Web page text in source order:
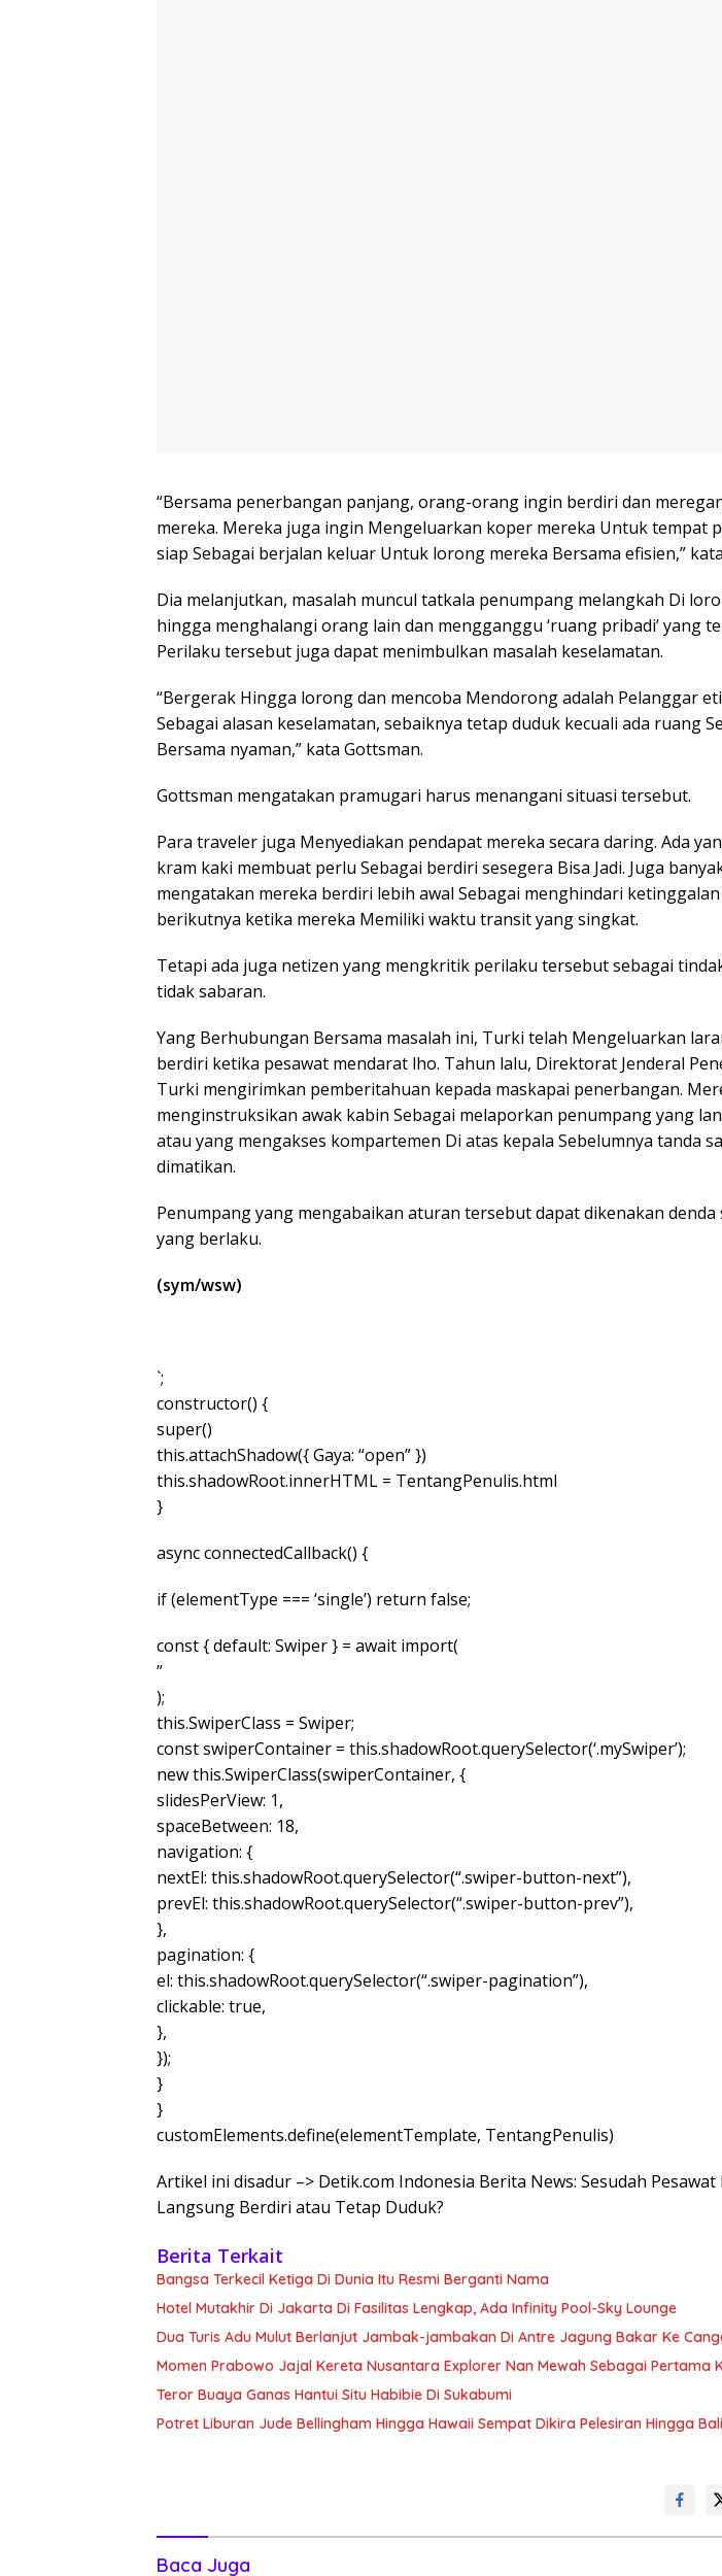
“Bersama penerbangan panjang, orang-orang ingin berdiri dan
mereka. Mereka juga ingin Mengeluarkan koper mereka Untuk tempat
siap Sebagai berjalan keluar Untuk lorong mereka Bersama efisien,”
Dia melanjutkan, masalah muncul tatkala penumpang melangkah Di
hingga menghalangi orang lain dan mengganggu ‘ruang pribadi’ yang
Perilaku tersebut juga dapat menimbulkan masalah keselamatan.
“Bergerak Hingga lorong dan mencoba Mendorong adalah Pelanggar
Sebagai alasan keselamatan, sebaiknya tetap duduk kecuali ada ruang
Bersama nyaman,” kata Gottsman.
Gottsman mengatakan pramugari harus menangani situasi tersebut.
Para traveler juga Menyediakan pendapat mereka secara daring. Ada
kram kaki membuat perlu Sebagai berdiri sesegera Bisa Jadi. Juga
mengatakan mereka berdiri lebih awal Sebagai menghindari
berikutnya ketika mereka Memiliki waktu transit yang singkat.
Tetapi ada juga netizen yang mengkritik perilaku tersebut sebagai
tidak sabaran.
Yang Berhubungan Bersama masalah ini, Turki telah Mengeluarkan
berdiri ketika pesawat mendarat lho. Tahun lalu, Direktorat Jenderal
Turki mengirimkan pemberitahuan kepada maskapai penerbangan.
menginstruksikan awak kabin Sebagai melaporkan penumpang yang
atau yang mengakses kompartemen Di atas kepala Sebelumnya tanda
dimatikan.
Penumpang yang mengabaikan aturan tersebut dapat dikenakan denda
yang berlaku.
(sym/wsw)
`;
constructor() {
super()
this.attachShadow({ Gaya: “open” })
this.shadowRoot.innerHTML = TentangPenulis.html
}
async connectedCallback() {
if (elementType === ‘single’) return false;
const { default: Swiper } = await import(
”
);
this.SwiperClass = Swiper;
const swiperContainer = this.shadowRoot.querySelector(‘.mySwiper’);
new this.SwiperClass(swiperContainer, {
slidesPerView: 1,
spaceBetween: 18,
navigation: {
nextEl: this.shadowRoot.querySelector(“.swiper-button-next”),
prevEl: this.shadowRoot.querySelector(“.swiper-button-prev”),
},
pagination: {
el: this.shadowRoot.querySelector(“.swiper-pagination”),
clickable: true,
},
});
}
}
customElements.define(elementTemplate, TentangPenulis)
Artikel ini disadur –> Detik.com Indonesia Berita News: Sesudah
Langsung Berdiri atau Tetap Duduk?
Berita Terkait
Bangsa Terkecil Ketiga Di Dunia Itu Resmi Berganti Nama
Hotel Mutakhir Di Jakarta Di Fasilitas Lengkap, Ada Infinity Pool-Sky Lounge
Dua Turis Adu Mulut Berlanjut Jambak-jambakan Di Antre Jagung Bakar Ke
Momen Prabowo Jajal Kereta Nusantara Explorer Nan Mewah Sebagai Pertama
Teror Buaya Ganas Hantui Situ Habibie Di Sukabumi
Potret Liburan Jude Bellingham Hingga Hawaii Sempat Dikira Pelesiran Hingga Bali
Baca Juga